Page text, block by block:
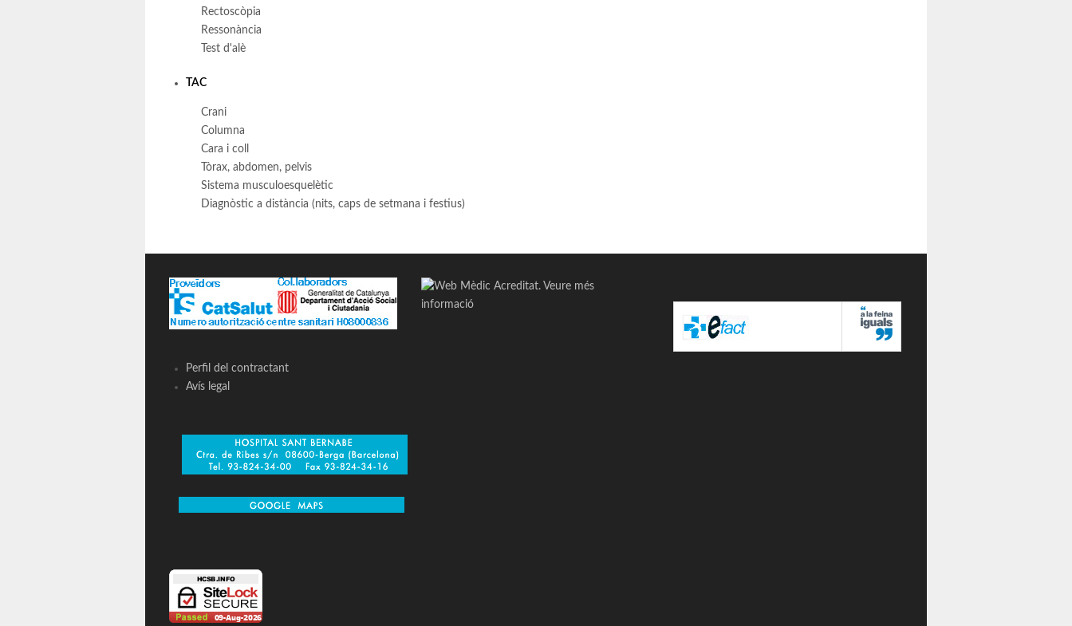
Rectoscòpia
Ressonància
Test d'alè
TAC
Crani
Columna
Cara i coll
Tòrax, abdomen, pelvis
Sistema musculoesquelètic
Diagnòstic a distància (nits, caps de setmana i festius)
Perfil del contractant
Avís legal